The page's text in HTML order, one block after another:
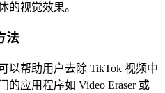
的视觉效果。
法
以帮助用户去除 TikTok 视频中
的应用程序如 Video Eraser 或